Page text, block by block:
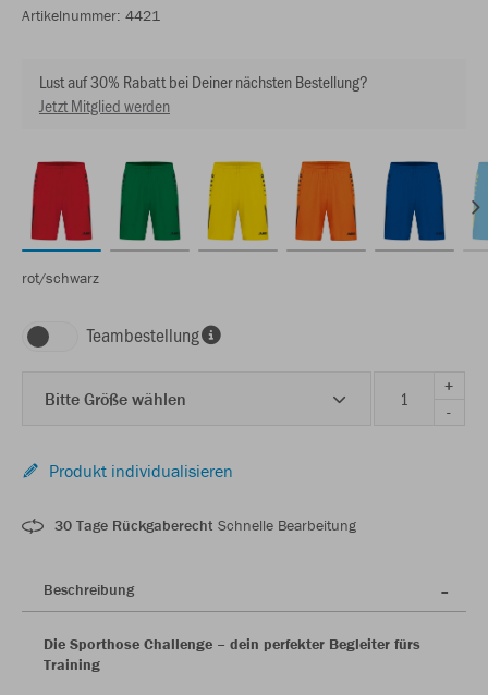
Artikelnummer: 4421
Lust auf 30% Rabatt bei Deiner nächsten Bestellung?
Jetzt Mitglied werden
rot/schwarz
Teambestellung
Bitte Größe wählen
+
-
Produkt individualisieren
30 Tage Rückgaberecht Schnelle Bearbeitung
Beschreibung
Die Sporthose Challenge – dein perfekter Begleiter fürs
Training